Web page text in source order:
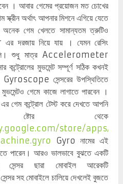
। আবার গেমের প্রয়োজন মত চোখের
স্ক্রীন অর্থাৎ আপনার মিশনে এগিয়ে যেতে
গেম খেলতে সামান্যতম ত্রুটিও
নিয়ে যায় । যেমন রেসিং
শুধু মাত্র Accelerometer
কন্ট্রোলের মুভমেন্ট সম্পূর্ণ সঠিক কখনই
সেন্সরের উপস্থিতিতে
গেমে কাজে লাগাতে পারবেন ।
কন্ট্রোল টেস্ট করে দেখতে আপনি
থেকে
store/apps/
Gyro নামের এই
পারেন। আরও ভালভাবে বুঝতে একটি
ছারা মোবাইল আরেকটি
সহ মোবাইলে চালিয়ে দেখলেই বুজতে